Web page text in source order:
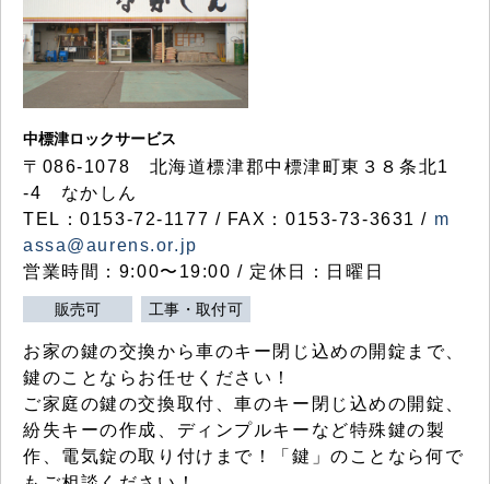
中標津ロックサービス
〒086-1078 北海道標津郡中標津町東３８条北1
-4 なかしん
TEL：0153-72-1177 / FAX：0153-73-3631 / m
assa@aurens.or.jp
営業時間：9:00〜19:00 / 定休日：日曜日
販売可 工事・取付可
お家の鍵の交換から車のキー閉じ込めの開錠まで、
鍵のことならお任せください！
ご家庭の鍵の交換取付、車のキー閉じ込めの開錠、
紛失キーの作成、ディンプルキーなど特殊鍵の製
作、電気錠の取り付けまで！「鍵」のことなら何で